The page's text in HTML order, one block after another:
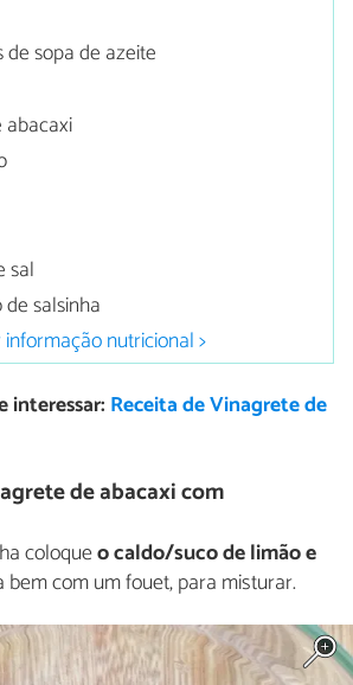
de sopa de azeite
abacaxi
sal
salsinha
nutricional >
interessar: Receita de Vinagrete de
de abacaxi com
coloqueo caldo/suco de limão e
bem com um fouet, para misturar.